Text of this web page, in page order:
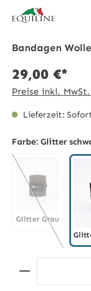
Bandagen
29,00 €*
Preise inkl.
Lieferzeit:
Farbe: Glitter
Glitter Grau
Glitter Grau
(Diese
Produkt